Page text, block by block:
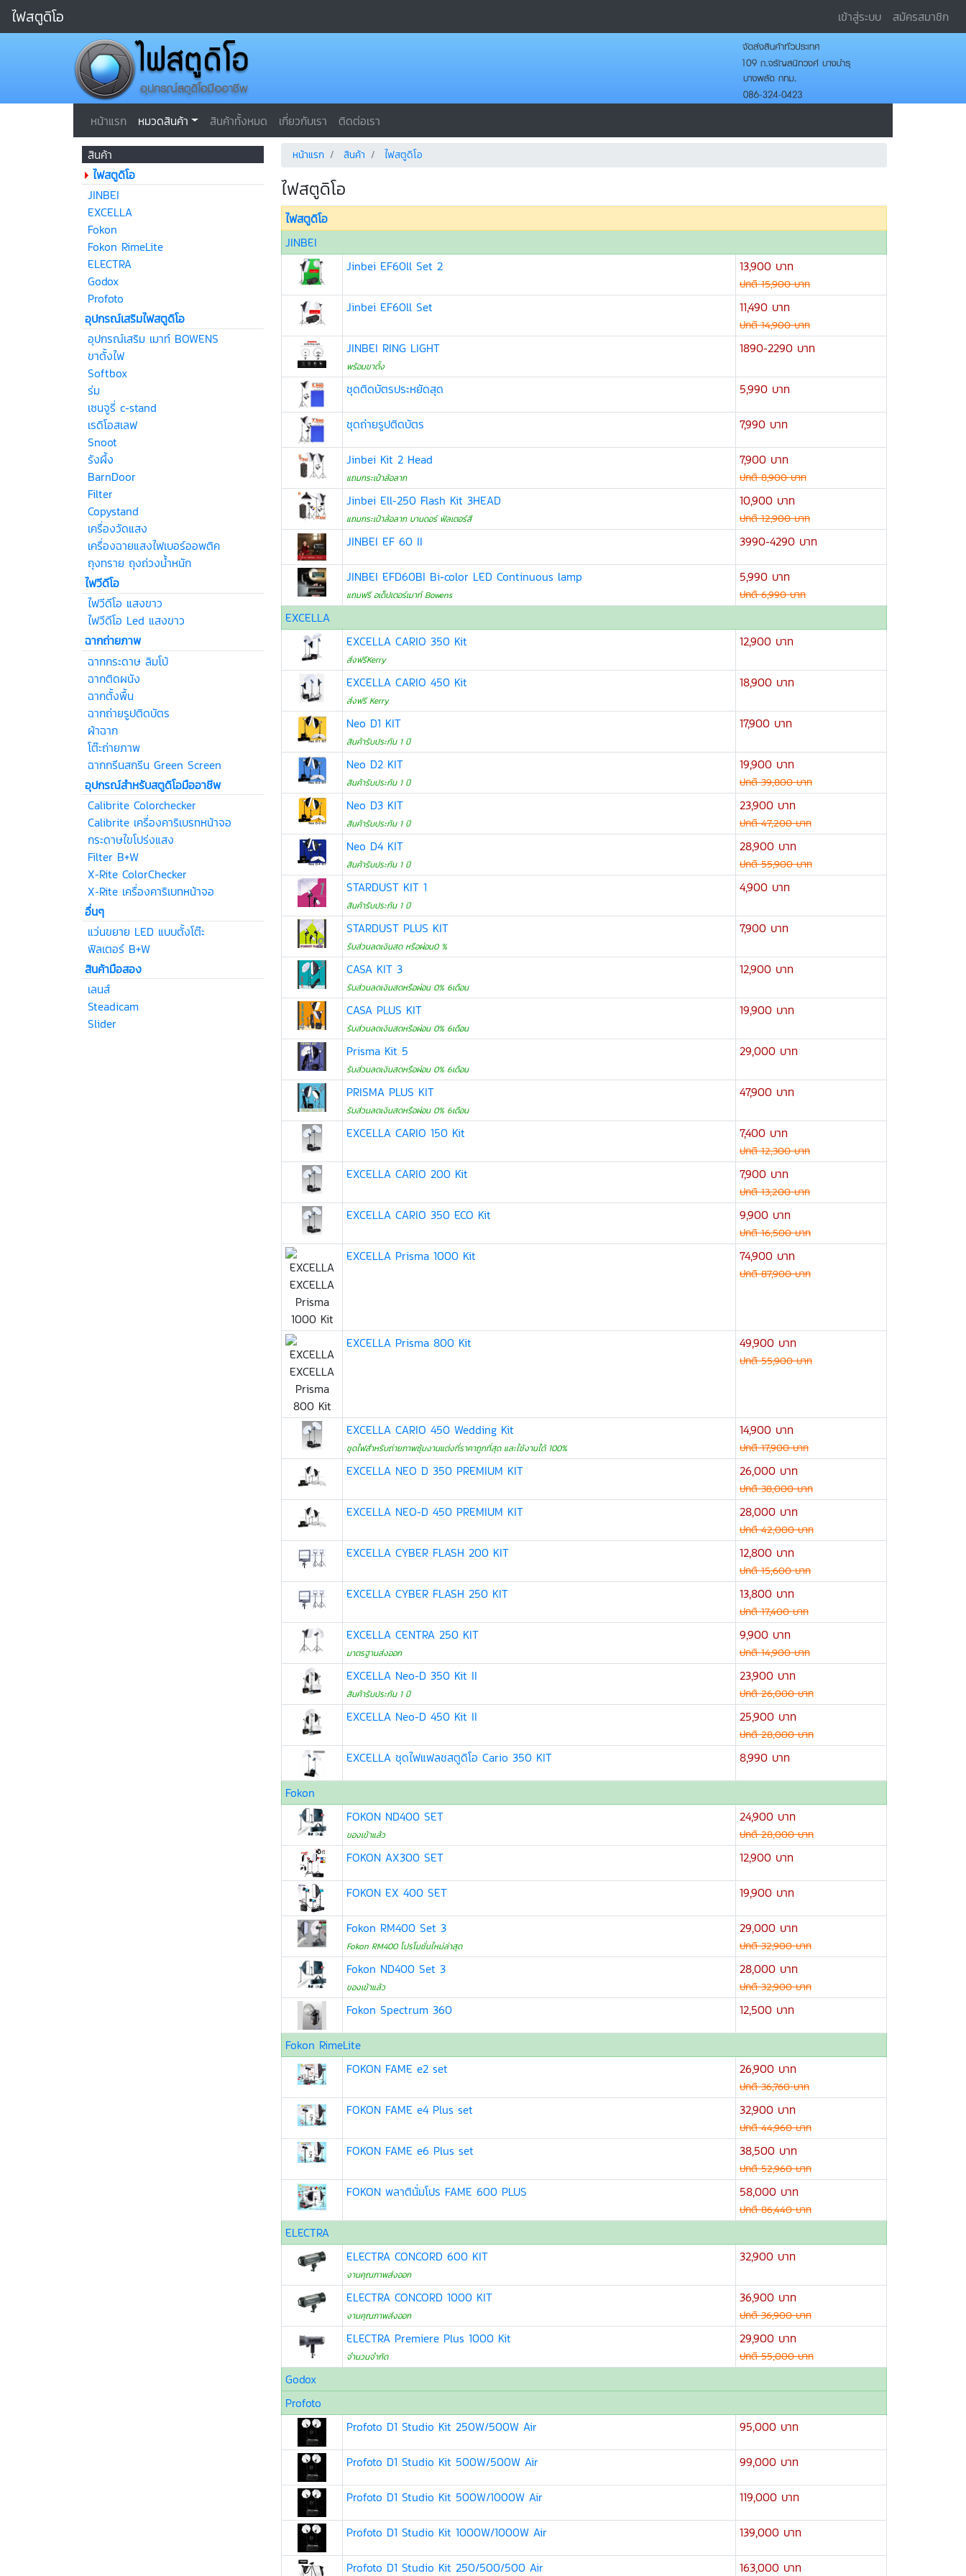
ไฟสตูดิโอ เข้าสู่ระบบ สมัครสมาชิก
หน้าแรก หมวดสินค้า สินค้าทั้งหมด เกี่ยวกับเรา
ติดต่อเรา
สินค้า
ไฟสตูดิโอ
JINBEI
EXCELLA
Fokon
Fokon RimeLite
ELECTRA
Godox
Profoto
อุปกรณ์เสริมไฟสตูดิโอ
อุปกรณ์เสริม เมาท์ BOWENS
ขาตั้งไฟ
Softbox
ร่ม
เซนจูรี่ c-stand
เรดิโอสเลฟ
Snoot
รังผึ้ง
BarnDoor
Filter
Copystand
เครื่องวัดแสง
เครื่องฉายแสงไฟเบอร์ออพติค
ถุงทราย ถุงถ่วงน้ำหนัก
ไฟวีดีโอ
ไฟวีดีโอ แสงขาว
ไฟวีดีโอ Led แสงขาว
ฉากถ่ายภาพ
ฉากกระดาษ ลิมโบ้
ฉากติดผนัง
ฉากตั้งพื้น
ฉากถ่ายรูปติดบัตร
ผ้าฉาก
โต๊ะถ่ายภาพ
ฉากกรีนสกรีน Green Screen
อุปกรณ์สำหรับสตูดิโอมืออาชีพ
Calibrite Colorchecker
Calibrite เครื่องคาริเบรทหน้าจอ
กระดาษไขโปร่งแสง
Filter B+W
X-Rite ColorChecker
X-Rite เครื่องคาริเบทหน้าจอ
อื่นๆ
แว่นขยาย LED แบบตั้งโต๊ะ
ฟิลเตอร์ B+W
สินค้ามือสอง
เลนส์
Steadicam
Slider
หน้าแรก สินค้า ไฟสตูดิโอ
ไฟสตูดิโอ
ไฟสตูดิโอ
JINBEI
Jinbei EF60ll Set 2
13,900 บาท
ปกติ 15,900 บาท
Jinbei EF60ll Set 11,490 บาท
ปกติ 14,900 บาท
JINBEI RING LIGHT
พร้อมขาตั้ง
1890-2290 บาท
ชุดติดบัตรประหยัดสุด 5,990 บาท
ชุดถ่ายรูปติดบัตร 7,990 บาท
Jinbei Kit 2 Head
แถมกระเป๋าล้อลาก
7,900 บาท
ปกติ 8,900 บาท
Jinbei Ell-250 Flash Kit 3HEAD
แถมกระเป๋าล้อลาก บานดอร์ ฟิลเตอร์สี
10,900 บาท
ปกติ 12,900 บาท
JINBEI EF 60 II 3990-4290 บาท
JINBEI EFD60BI Bi-color LED Continuous lamp
แถมฟรี อเด็ปเตอร์เมาท์ Bowens
5,990 บาท
ปกติ 6,990 บาท
EXCELLA
EXCELLA CARIO 350 Kit
ส่งฟรีKerry
12,900 บาท
EXCELLA CARIO 450 Kit
ส่งฟรี Kerry
18,900 บาท
Neo D1 KIT
สินค้ารับประกัน 1 ปี
17,900 บาท
Neo D2 KIT
สินค้ารับประกัน 1 ปี
19,900 บาท
ปกติ 39,800 บาท
Neo D3 KIT
สินค้ารับประกัน 1 ปี
23,900 บาท
ปกติ 47,200 บาท
Neo D4 KIT
สินค้ารับประกัน 1 ปี
28,900 บาท
ปกติ 55,900 บาท
STARDUST KIT 1
สินค้ารับประกัน 1 ปี
4,900 บาท
STARDUST PLUS KIT
รับส่วนลดเงินสด หรือผ่อน0 %
7,900 บาท
CASA KIT 3
รับส่วนลดเงินสดหรือผ่อน 0% 6เดือน
12,900 บาท
CASA PLUS KIT
รับส่วนลดเงินสดหรือผ่อน 0% 6เดือน
19,900 บาท
Prisma Kit 5
รับส่วนลดเงินสดหรือผ่อน 0% 6เดือน
29,000 บาท
PRISMA PLUS KIT
รับส่วนลดเงินสดหรือผ่อน 0% 6เดือน
47,900 บาท
EXCELLA CARIO 150 Kit 7,400 บาท
ปกติ 12,300 บาท
EXCELLA CARIO 200 Kit 7,900 บาท
ปกติ 13,200 บาท
EXCELLA CARIO 350 ECO Kit 9,900 บาท
ปกติ 16,500 บาท
EXCELLA Prisma 1000 Kit 74,900 บาท
ปกติ 87,900 บาท
EXCELLA Prisma 800 Kit 49,900 บาท
ปกติ 55,900 บาท
EXCELLA CARIO 450 Wedding Kit
ชุดไฟสำหรับถ่ายภาพซุ้มงานแต่งที่ราคาถูกที่สุด และใช้งานได้ 100%
14,900 บาท
ปกติ 17,900 บาท
EXCELLA NEO D 350 PREMIUM KIT 26,000 บาท
ปกติ 38,000 บาท
EXCELLA NEO-D 450 PREMIUM KIT 28,000 บาท
ปกติ 42,000 บาท
EXCELLA CYBER FLASH 200 KIT 12,800 บาท
ปกติ 15,600 บาท
EXCELLA CYBER FLASH 250 KIT 13,800 บาท
ปกติ 17,400 บาท
EXCELLA CENTRA 250 KIT
มาตรฐานส่งออก
9,900 บาท
ปกติ 14,900 บาท
EXCELLA Neo-D 350 Kit II
สินค้ารับประกัน 1 ปี
23,900 บาท
ปกติ 26,000 บาท
EXCELLA Neo-D 450 Kit II 25,900 บาท
ปกติ 28,000 บาท
EXCELLA ชุดไฟแฟลชสตูดิโอ Cario 350 KIT 8,990 บาท
Fokon
FOKON ND400 SET
ของเข้าแล้ว
24,900 บาท
ปกติ 28,000 บาท
FOKON AX300 SET 12,900 บาท
FOKON EX 400 SET 19,900 บาท
Fokon RM400 Set 3
Fokon RM400 โปรโมชั่นใหม่ล่าสุด
29,000 บาท
ปกติ 32,900 บาท
Fokon ND400 Set 3
ของเข้าแล้ว
28,000 บาท
ปกติ 32,900 บาท
Fokon Spectrum 360 12,500 บาท
Fokon RimeLite
FOKON FAME e2 set
26,900 บาท
ปกติ 36,760 บาท
FOKON FAME e4 Plus set 32,900 บาท
ปกติ 44,960 บาท
FOKON FAME e6 Plus set 38,500 บาท
ปกติ 52,960 บาท
FOKON พลาตินั่มโปร FAME 600 PLUS 58,000 บาท
ปกติ 86,440 บาท
ELECTRA
ELECTRA CONCORD 600 KIT
งานคุณภาพส่งออก
32,900 บาท
ELECTRA CONCORD 1000 KIT
งานคุณภาพส่งออก
36,900 บาท
ปกติ 36,900 บาท
ELECTRA Premiere Plus 1000 Kit
จำนวนจำกัด
29,900 บาท
ปกติ 55,000 บาท
Godox
Profoto
Profoto D1 Studio Kit 250W/500W Air
95,000 บาท
Profoto D1 Studio Kit 500W/500W Air 99,000 บาท
Profoto D1 Studio Kit 500W/1000W Air 119,000 บาท
Profoto D1 Studio Kit 1000W/1000W Air 139,000 บาท
Profoto D1 Studio Kit 250/500/500 Air 163,000 บาท